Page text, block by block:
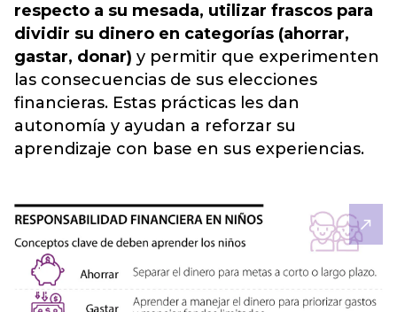
respecto a su mesada, utilizar frascos para
dividir su dinero en categorías (ahorrar,
gastar, donar) y permitir que experimenten
las consecuencias de sus elecciones
financieras. Estas prácticas les dan
autonomía y ayudan a reforzar su
aprendizaje con base en sus experiencias.